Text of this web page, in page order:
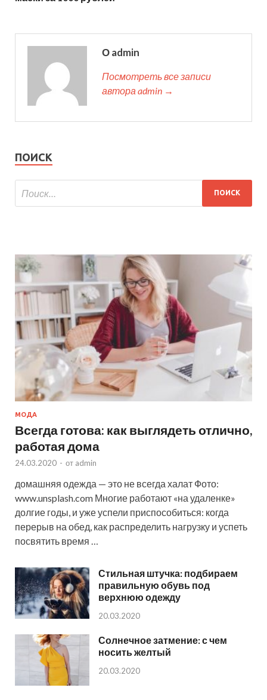
О admin
Посмотреть все записи
автора admin →
ПОИСК
МОДА
Всегда готова: как выглядеть отлично,
работая дома
24.03.2020 - от admin
домашняя одежда — это не всегда халат Фото:
www.unsplash.com Многие работают «на удаленке»
долгие годы, и уже успели приспособиться: когда
перерыв на обед, как распределить нагрузку и успеть
посвятить время …
Стильная штучка: подбираем
правильную обувь под
верхнюю одежду
20.03.2020
Солнечное затмение: с чем
носить желтый
20.03.2020